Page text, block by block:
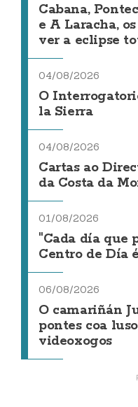
Cabana,
e A Laracha,
ver a eclipse
04/08/2026
O
la Sierra
04/08/2026
Cartas ao
da Costa da
01/08/2026
"Cada día que
Centro de Día
06/08/2026
O camariñán
pontes coa
videoxogos